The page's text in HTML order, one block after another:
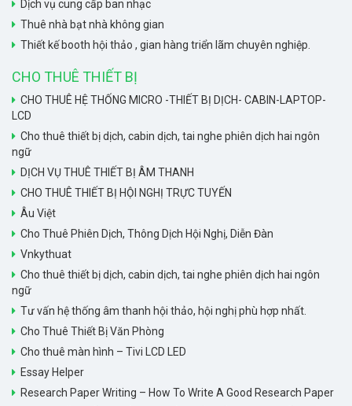
Dịch vụ cung cấp ban nhạc
Thuê nhà bạt nhà không gian
Thiết kế booth hội thảo , gian hàng triển lãm chuyên nghiệp.
CHO THUÊ THIẾT BỊ
CHO THUÊ HỆ THỐNG MICRO -THIẾT BỊ DỊCH- CABIN-LAPTOP-
LCD
Cho thuê thiết bị dịch, cabin dịch, tai nghe phiên dịch hai ngôn
ngữ
DỊCH VỤ THUÊ THIẾT BỊ ÂM THANH
CHO THUÊ THIẾT BỊ HỘI NGHỊ TRỰC TUYẾN
Âu Việt
Cho Thuê Phiên Dịch, Thông Dịch Hội Nghị, Diễn Đàn
Vnkythuat
Cho thuê thiết bị dịch, cabin dịch, tai nghe phiên dịch hai ngôn
ngữ
Tư vấn hệ thống âm thanh hội thảo, hội nghị phù hợp nhất.
Cho Thuê Thiết Bị Văn Phòng
Cho thuê màn hình – Tivi LCD LED
Essay Helper
Research Paper Writing – How To Write A Good Research Paper